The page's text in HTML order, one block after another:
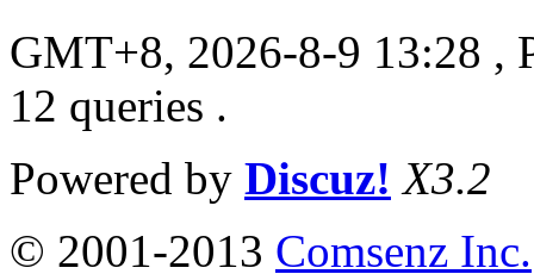
GMT+8, 2026-8-9 13:28 ,
12 queries .
Powered by Discuz! X3.2
© 2001-2013 Comsenz Inc.